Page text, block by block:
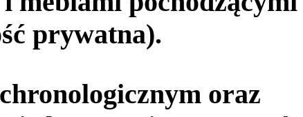
prywatna).
oraz